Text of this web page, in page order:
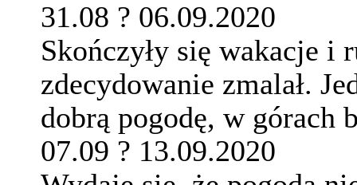
31.08 ? 06.09.2020
Skończyły się wakacje i
zdecydowanie zmalał.
dobrą pogodę, w górach
07.09 ? 13.09.2020